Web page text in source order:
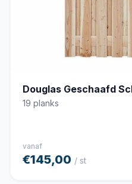
Douglas Geschaafd
19 planks
vanaf
€145,00 / st